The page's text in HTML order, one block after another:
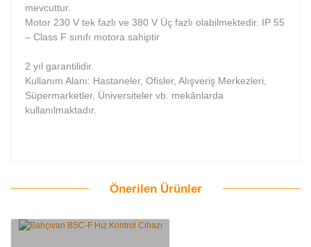
mevcuttur.
Motor 230 V tek fazlı ve 380 V Üç fazlı olabilmektedir. IP 55
– Class F sınıfı motora sahiptir
2 yıl garantilidir.
Kullanım Alanı: Hastaneler, Ofisler, Alışveriş Merkezleri,
Süpermarketler, Üniversiteler vb. mekânlarda
kullanılmaktadır.
Önerilen Ürünler